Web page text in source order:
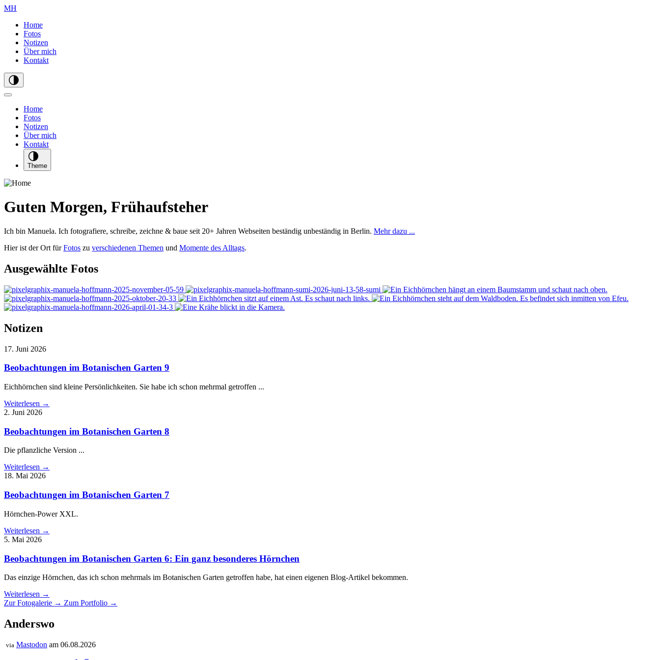
MH
Home
Fotos
Notizen
Über mich
Kontakt
Home
Fotos
Notizen
Über mich
Kontakt
Theme
Guten Morgen, Frühaufsteher
Ich bin Manuela. Ich fotografiere, schreibe, zeichne & baue seit 20+ Jahren Webseiten beständig unbeständig in Berlin. Mehr dazu ...
Hier ist der Ort fürFotos zu verschiedenen Themen und Momente des Alltags.
Ausgewählte Fotos
Notizen
17. Juni 2026
Beobachtungen im Botanischen Garten 9
Eichhörnchen sind kleine Persönlichkeiten. Sie habe ich schon mehrmal getroffen ...
Weiterlesen →
2. Juni 2026
Beobachtungen im Botanischen Garten 8
Die pflanzliche Version ...
Weiterlesen →
18. Mai 2026
Beobachtungen im Botanischen Garten 7
Hörnchen-Power XXL.
Weiterlesen →
5. Mai 2026
Beobachtungen im Botanischen Garten 6: Ein ganz besonderes Hörnchen
Das einzige Hörnchen, das ich schon mehrmals im Botanischen Garten getroffen habe, hat einen eigenen Blog-Artikel bekommen.
Weiterlesen →
Zur Fotogalerie → Zum Portfolio →
Anderswo
via Mastodon am 06.08.2026